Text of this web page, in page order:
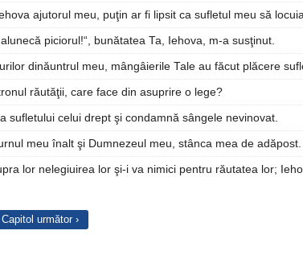
ajutorul meu, puţin ar fi lipsit ca sufletul meu să
piciorul!“, bunătatea Ta, Iehova, m-a susţinut.
dinăuntrul meu, mângâierile Tale au făcut plăcere
răutăţii, care face din asuprire o lege?
sufletului celui drept şi condamnă sângele nevinovat.
meu înalt şi Dumnezeul meu, stânca mea de adăpost.
lor nelegiuirea lor şi-i va nimici pentru răutatea lor;
Capitol următor ›